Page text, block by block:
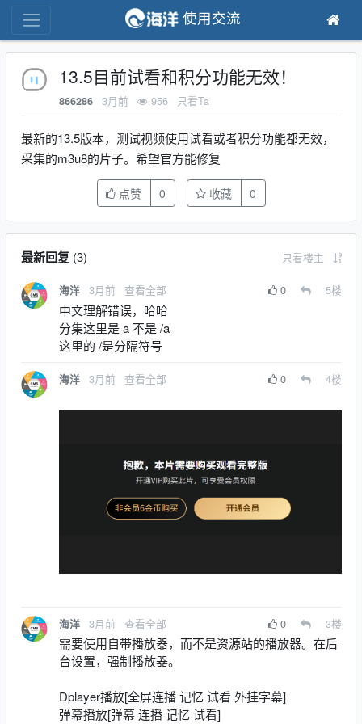
使用交流
13.5目前试看和积分功能无效！
866286 3月前 956 只看Ta
最新的13.5版本，测试视频使用试看或者积分功能都无效，
采集的m3u8的片子。希望官方能修复
点赞 0 收藏 0
最新回复(3) 只看楼主
海洋 3月前 查看全部 0 5楼
中文理解错误，哈哈
分集这里是 a 不是 /a
这里的 /是分隔符号
海洋 3月前 查看全部 0 4楼
海洋 3月前 查看全部 0 3楼
需要使用自带播放器，而不是资源站的播放器。在后
台设置，强制播放器。
Dplayer播放[全屏连播 记忆 试看 外挂字幕]
弹幕播放[弹幕 连播 记忆 试看]